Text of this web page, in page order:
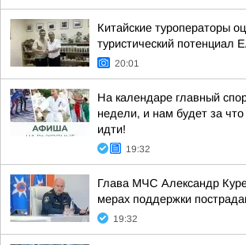
Китайские туроператоры
туристический потенциал
20:01
На календаре главный
недели, и нам будет за что
идти!
19:32
Глава МЧС Александр
мерах поддержки
19:32